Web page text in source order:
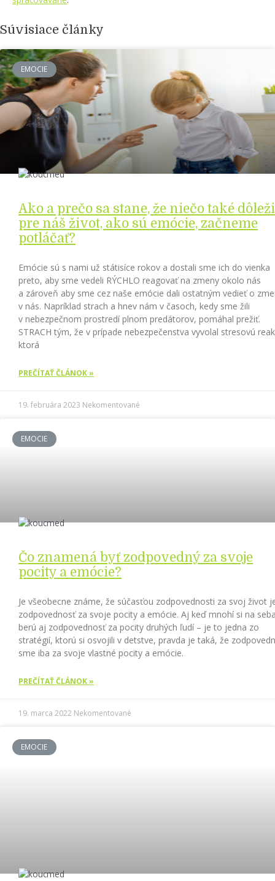
Súvisiace články
EMOCIE
Ako a prečo sa stane, že niečo také
pre náš život, ako sú emócie, začneme
potláčať?
Emócie sú s nami už státisíce rokov a dostali sme ich do vienka
preto, aby sme vedeli RÝCHLO reagovať na zmeny okolo nás
a zároveň aby sme cez naše emócie dali ostatným vedieť o
v nás. Napríklad strach a hnev nám v časoch, kedy sme žili
v nebezpečnom prostredí plnom predátorov, pomáhal prežiť.
STRACH tým, že v prípade nebezpečenstva vyvolal stresovú
ktorá
PREČÍTAŤ ČLÁNOK »
19. februára 2023 Nekomentované
EMOCIE
Čo znamená byť zodpovedný za svoje
pocity a emócie?
Je všeobecne známe, že súčasťou zodpovednosti za svoj život
zodpovednosť za svoje pocity a emócie. Aj keď mnohí si na
berú aj zodpovednosť za pocity druhých ľudí – je to jedna zo
stratégií, ktorú si osvojili v detstve, pravda je taká, že
sme iba za svoje vlastné pocity a emócie.
PREČÍTAŤ ČLÁNOK »
19. marca 2022 Nekomentované
EMOCIE